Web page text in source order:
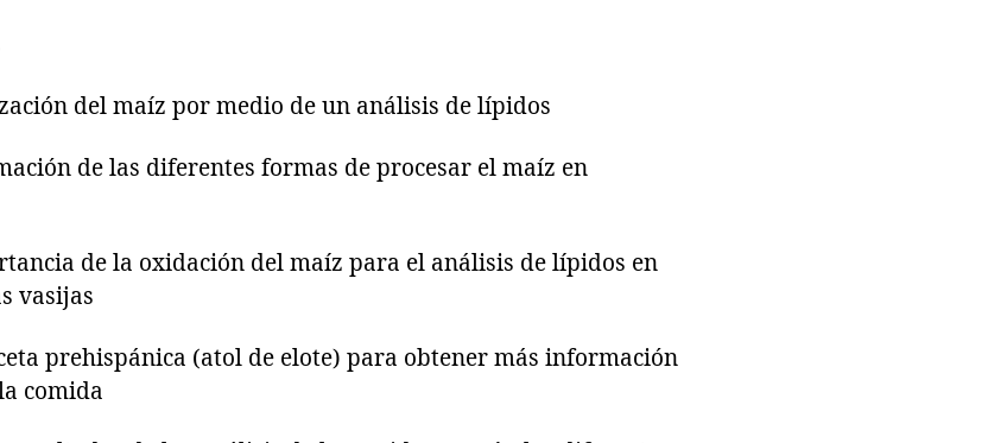
del maíz por medio de un análisis de lípidos
de las diferentes formas de procesar el maíz en
de la oxidación del maíz para el análisis de lípidos en
vasijas
prehispánica (atol de elote) para obtener más información
comida